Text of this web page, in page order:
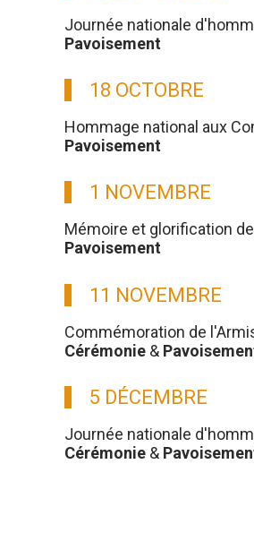
Journée nationale
Pavoisement
18 OCTOBRE
Hommage national aux
Pavoisement
1 NOVEMBRE
Mémoire et glorification
Pavoisement
11 NOVEMBRE
Commémoration de
Cérémonie &
5 DÉCEMBRE
Journée nationale
Cérémonie &